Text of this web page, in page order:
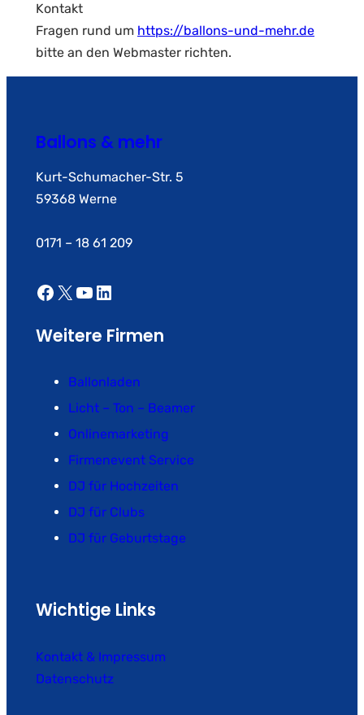
Kontakt
Fragen rund um https://ballons-und-mehr.de
bitte an den Webmaster richten.
Ballons & mehr
Kurt-Schumacher-Str. 5
59368 Werne
0171 – 18 61 209
Facebook X YouTube LinkedIn
Weitere Firmen
Ballonladen
Licht – Ton – Beamer
Onlinemarketing
Firmenevent Service
DJ für Hochzeiten
DJ für Clubs
DJ für Geburtstage
Wichtige Links
Kontakt & Impressum
Datenschutz